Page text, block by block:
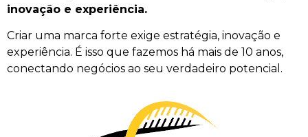
inovação e experiência.
Criar uma marca forte exige estratégia, inovação e
experiência. É isso que fazemos há mais de 10 anos,
conectando negócios ao seu verdadeiro potencial.